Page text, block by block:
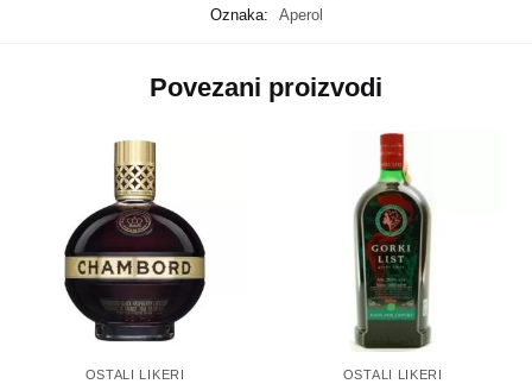
Oznaka:
Aperol
Povezani proizvodi
OSTALI LIKERI OSTALI LIKERI